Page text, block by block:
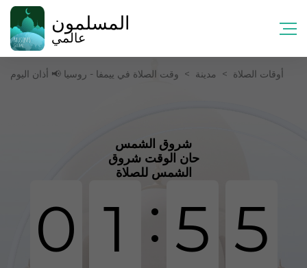
المسلمون
عالمي
أوقات الصلاة > مدينة > وقت الصلاة في ييمفا - روسيا 📢 أذان اليوم
شروق الشمس
حان الوقت شروق
الشمس للصلاة
0 1 : 5 5